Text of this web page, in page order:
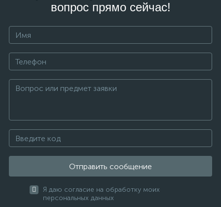
вопрос прямо сейчас!
Отправить сообщение
Я даю согласие на обработку моих
персональных данных